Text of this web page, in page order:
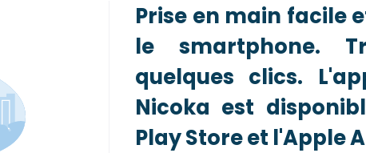
Prise en main facile
le smartphone.
quelques clics.
Nicoka est
Play Store et l'Apple